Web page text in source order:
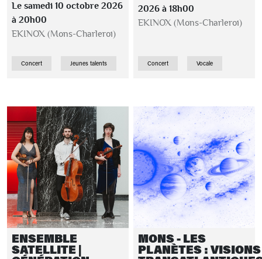
Le samedi 10 octobre 2026
à 20h00
EKINOX (Mons-Charleroi)
Concert Jeunes talents
2026 à 18h00
EKINOX (Mons-Charleroi)
Concert Vocale
ENSEMBLE
SATELLITE |
MONS - LES
PLANÈTES : VISIONS